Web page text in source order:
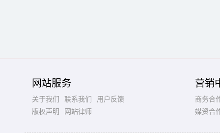
网站服务
关于我们 联系我们
用户反馈
版权声明
网站律师
营销
商务合
媒资合